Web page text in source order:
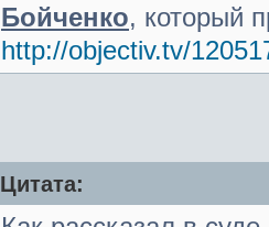
Бойченко, который
http://objectiv.tv/
Цитата: